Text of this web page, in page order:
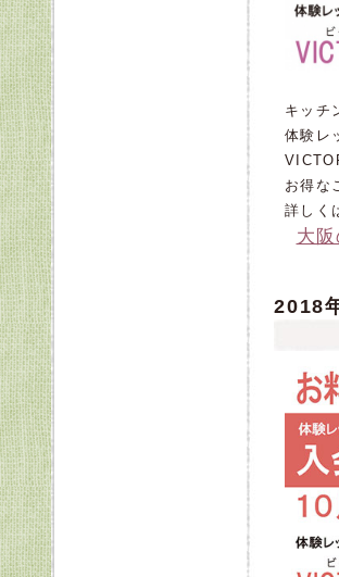
キッチ
体験レ
お得な
詳しく
大
2018